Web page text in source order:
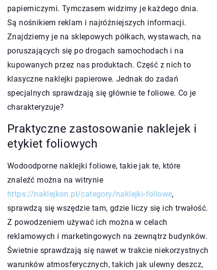
papierniczymi. Tymczasem widzimy je każdego dnia.
Są nośnikiem reklam i najróżniejszych informacji.
Znajdziemy je na sklepowych półkach, wystawach, na
poruszających się po drogach samochodach i na
kupowanych przez nas produktach. Część z nich to
klasyczne naklejki papierowe. Jednak do zadań
specjalnych sprawdzają się głównie te foliowe. Co je
charakteryzuje?
Praktyczne zastosowanie naklejek i
etykiet foliowych
Wodoodporne naklejki foliowe, takie jak te, które
znaleźć można na witrynie
https://naklejkon.pl/category/naklejki-foliowe,
sprawdzą się wszędzie tam, gdzie liczy się ich trwałość.
Z powodzeniem używać ich można w celach
reklamowych i marketingowych na zewnątrz budynków.
Świetnie sprawdzają się nawet w trakcie niekorzystnych
warunków atmosferycznych, takich jak ulewny deszcz,